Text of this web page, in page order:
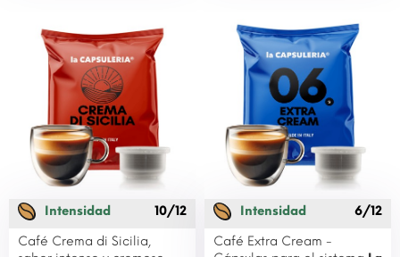
Intensidad
10/12
Café Crema di Sicilia,
Intensidad
6/12
Café Extra Cream -